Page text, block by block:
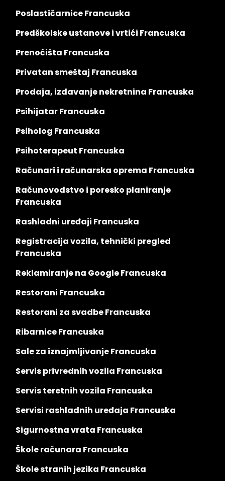
Poslastičarnice Francuska
Predškolske ustanove i vrtići Francuska
Prenoćišta Francuska
Privatan smeštaj Francuska
Prodaja, izdavanje nekretnina Francuska
Psihijatar Francuska
Psiholog Francuska
Psihoterapeut Francuska
Računari i računarska oprema Francuska
Računovodstvo i poresko planiranje
Francuska
Rashladni uređaji Francuska
Registracija vozila, tehnički pregled
Francuska
Reklamiranje na Google Francuska
Restorani Francuska
Restorani za svadbe Francuska
Ribarnice Francuska
Sale za iznajmljivanje Francuska
Servis privrednih vozila Francuska
Servis teretnih vozila Francuska
Servisi rashladnih uređaja Francuska
Sigurnostna vrata Francuska
Škole računara Francuska
Škole stranih jezika Francuska